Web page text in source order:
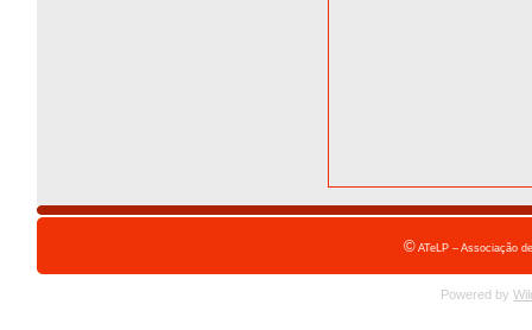
© ATeLP – Associação
Powered by